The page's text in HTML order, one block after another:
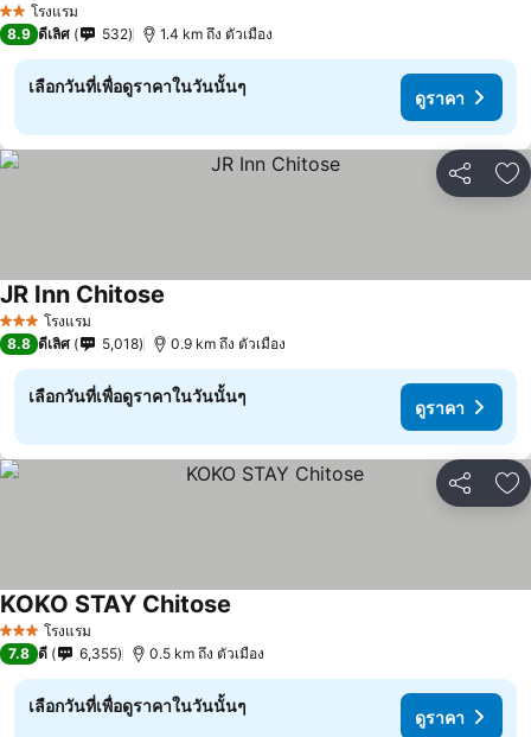
2 ดาวโรงแรม
8.9 ดีเลิศ 532 1.4 km ถึง ตัวเมือง
เลือกวันที่เพื่อดูราคาในวันนั้นๆ
ดูราคา
แชร์ เ
3 ดาว โรงแรม
JR Inn Chitose
8.8 ดีเลิศ 5,018 0.9 km ถึง ตัวเมือง
เลือกวันที่เพื่อดูราคาในวันนั้นๆ
ดูราคา
แชร์ เ
3 ดาว โรงแรม
KOKO STAY Chitose
7.8 ดี 6,355 0.5 km ถึง ตัวเมือง
เลือกวันที่เพื่อดูราคาในวันนั้นๆ
ดูราคา